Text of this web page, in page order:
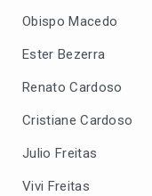
Obispo Macedo
Ester Bezerra
Renato Cardoso
Cristiane Cardoso
Julio Freitas
Vivi Freitas